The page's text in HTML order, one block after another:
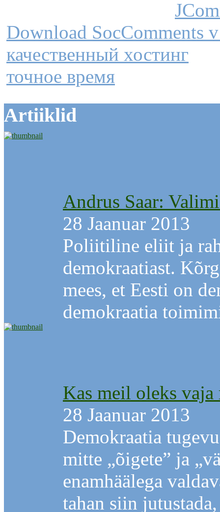
Download SocComments
качественный хостинг
точное время
Artiiklid
Andrus Saar:
28 Jaanuar 2013
Poliitiline eliit ja
demokraatiast.
mees, et Eesti on
demokraatia
Kas meil oleks vaja
28 Jaanuar 2013
Demokraatia
mitte „õigete” ja
enamhäälega
tahan siin